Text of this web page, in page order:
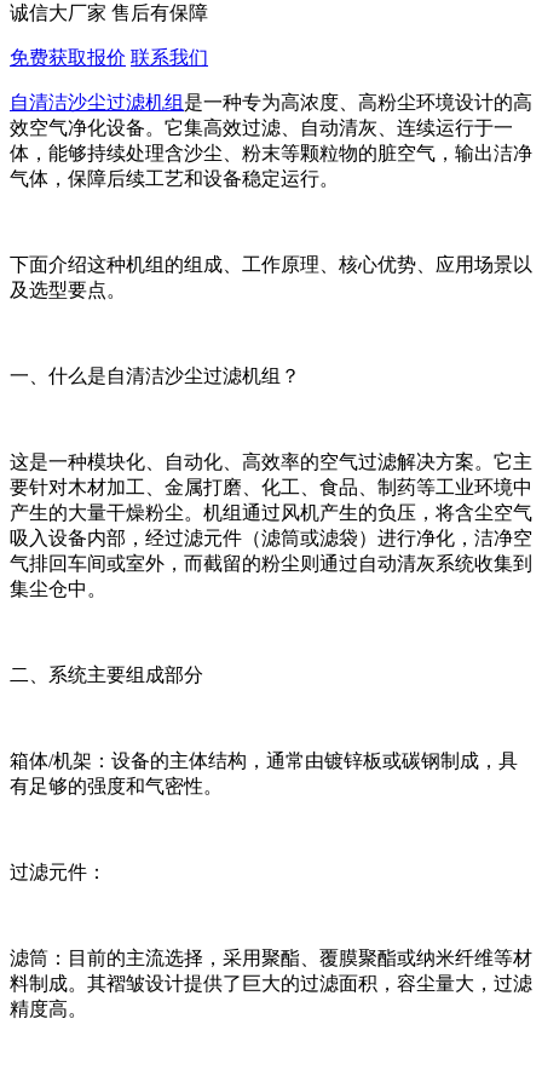
诚信大厂家 售后有保障
免费获取报价 联系我们
自清洁沙尘过滤机组 是一种专为高浓度、高粉尘环境设计的高
效空气净化设备。它集高效过滤、自动清灰、连续运行于一
体，能够持续处理含沙尘、粉末等颗粒物的脏空气，输出洁净
气体，保障后续工艺和设备稳定运行。
下面介绍这种机组的组成、工作原理、核心优势、应用场景以
及选型要点。
一、什么是自清洁沙尘过滤机组？
这是一种模块化、自动化、高效率的空气过滤解决方案。它主
要针对木材加工、金属打磨、化工、食品、制药等工业环境中
产生的大量干燥粉尘。机组通过风机产生的负压，将含尘空气
吸入设备内部，经过滤元件（滤筒或滤袋）进行净化，洁净空
气排回车间或室外，而截留的粉尘则通过自动清灰系统收集到
集尘仓中。
二、系统主要组成部分
箱体/机架：设备的主体结构，通常由镀锌板或碳钢制成，具
有足够的强度和气密性。
过滤元件：
滤筒：目前的主流选择，采用聚酯、覆膜聚酯或纳米纤维等材
料制成。其褶皱设计提供了巨大的过滤面积，容尘量大，过滤
精度高。